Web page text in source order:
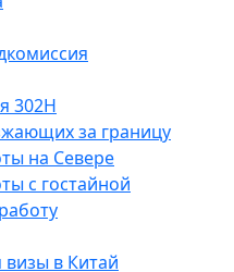
302Н
за границу
на Севере
с гостайной
в Китай